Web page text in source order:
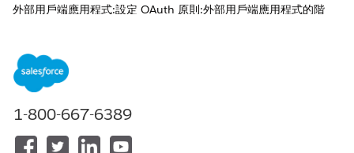
外部用戶端應用程式:設定 OAuth 原則:外部用戶端應用程式的階
建議組態
外部用戶端應用程式的階段、輪替和刪除 OAuth 認證。
控制概觀
此安全性流程使用 Salesforce REST API 以程式設計的方式產生、
1-800-667-6389